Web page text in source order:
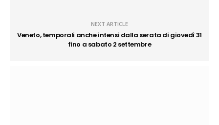
NEXT ARTICLE
Veneto, temporali anche intensi dalla serata di giovedì 31
fino a sabato 2 settembre